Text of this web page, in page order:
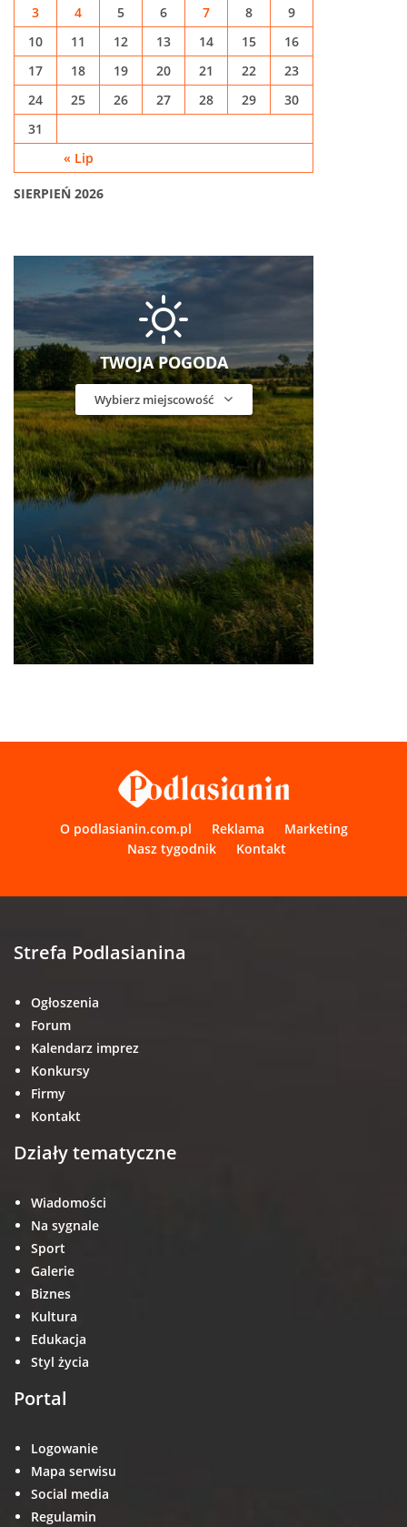
SIERPIEŃ 2026
« Lip
3
4 5 6 7 8
9
10
11 12 13 14 15
16
17
18 19 20 21 22
23
24
25 26 27 28 29
30
31
TWOJA POGODA
Wybierz miejscowość
O podlasianin.com.pl Reklama
Marketing
Nasz tygodnik
Kontakt
Strefa Podlasianina
Ogłoszenia
Forum
Kalendarz imprez
Konkursy
Firmy
Kontakt
Działy tematyczne
Wiadomości
Na sygnale
Sport
Galerie
Biznes
Kultura
Edukacja
Styl życia
Portal
Logowanie
Mapa serwisu
Social media
Regulamin